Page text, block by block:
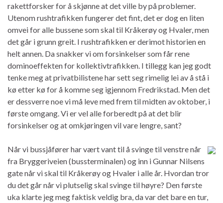
rakettforsker for å skjønne at det ville by på problemer.
Utenom rushtrafikken fungerer det fint, det er dog en liten
omvei for alle bussene som skal til Kråkerøy og Hvaler, men
det går i grunn greit. I rushtrafikken er derimot historien en
helt annen. Da snakker vi om forsinkelser som får rene
dominoeffekten for kollektivtrafikken. I tillegg kan jeg godt
tenke meg at privatbilistene har sett seg rimelig lei av å stå i
kø etter kø for å komme seg igjennom Fredrikstad. Men det
er dessverre noe vi må leve med frem til midten av oktober, i
første omgang. Vi er vel alle forberedt på at det blir
forsinkelser og at omkjøringen vil vare lengre, sant?
Når vi bussjåfører har vært vant til å svinge til venstre når
fra Bryggeriveien (bussterminalen) og inn i Gunnar Nilsens
gate når vi skal til Kråkerøy og Hvaler i alle år. Hvordan tror
du det går når vi plutselig skal svinge til høyre? Den første
uka klarte jeg meg faktisk veldig bra, da var det bare en tur,